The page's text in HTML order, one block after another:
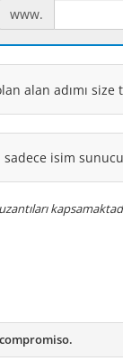
www.
alan adımı
isim